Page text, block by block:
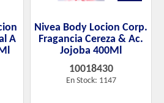
A
Nivea Body Locion Corp.
Fragancia Cereza & Ac.
Jojoba 400Ml
10018430
En Stock: 1147